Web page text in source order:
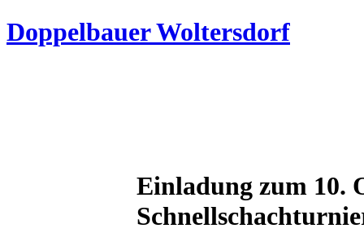
Doppelbauer Woltersdorf
Einladung zum 10.